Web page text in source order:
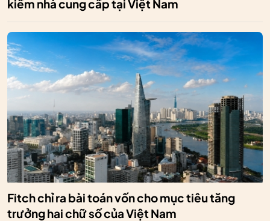
kiếm nhà cung cấp tại Việt Nam
Fitch chỉ ra bài toán vốn cho mục tiêu tăng
trưởng hai chữ số của Việt Nam